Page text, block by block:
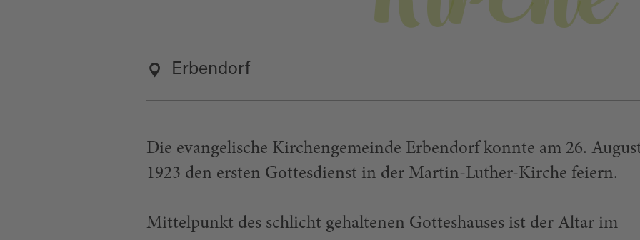
Erbendorf
Die evangelische Kirchengemeinde Erbendorf konnte am 26.
1923 den ersten Gottesdienst in der Martin-Luther-Kirche feiern.
Mittelpunkt des schlicht gehaltenen Gotteshauses ist der Altar im